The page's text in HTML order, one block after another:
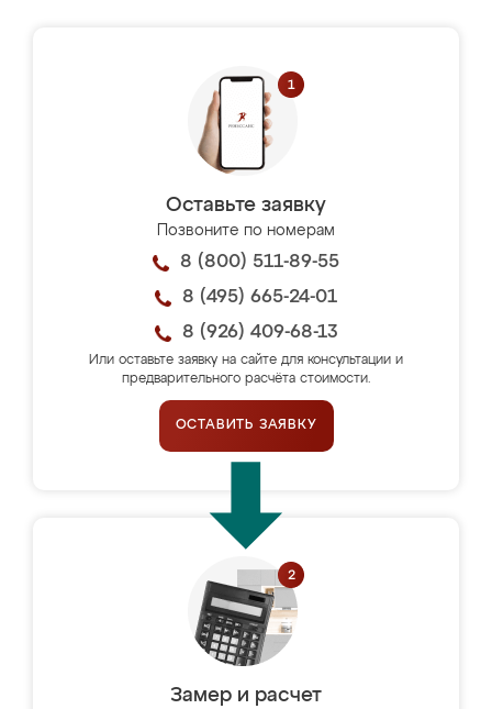
Оставьте заявку
Позвоните по номерам
8 (800) 511-89-55
8 (495) 665-24-01
8 (926) 409-68-13
Или оставьте заявку на сайте для консультации и
предварительного расчёта стоимости.
ОСТАВИТЬ ЗАЯВКУ
Замер и расчет